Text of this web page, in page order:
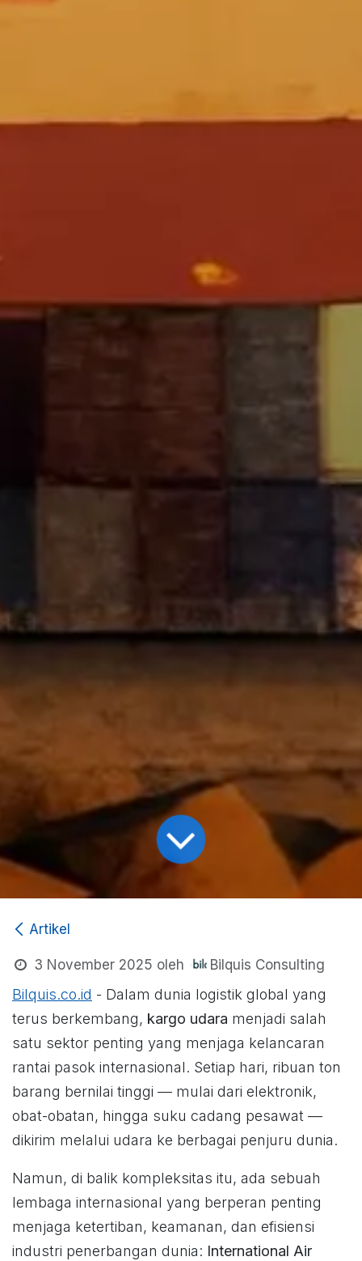
Artikel
3 November 2025 oleh Bilquis Consulting
Bilquis.co.id - Dalam dunia logistik global yang
terus berkembang, kargo udara menjadi salah
satu sektor penting yang menjaga kelancaran
rantai pasok internasional. Setiap hari, ribuan ton
barang bernilai tinggi — mulai dari elektronik,
obat-obatan, hingga suku cadang pesawat —
dikirim melalui udara ke berbagai penjuru dunia.
Namun, di balik kompleksitas itu, ada sebuah
lembaga internasional yang berperan penting
menjaga ketertiban, keamanan, dan efisiensi
industri penerbangan dunia: International Air